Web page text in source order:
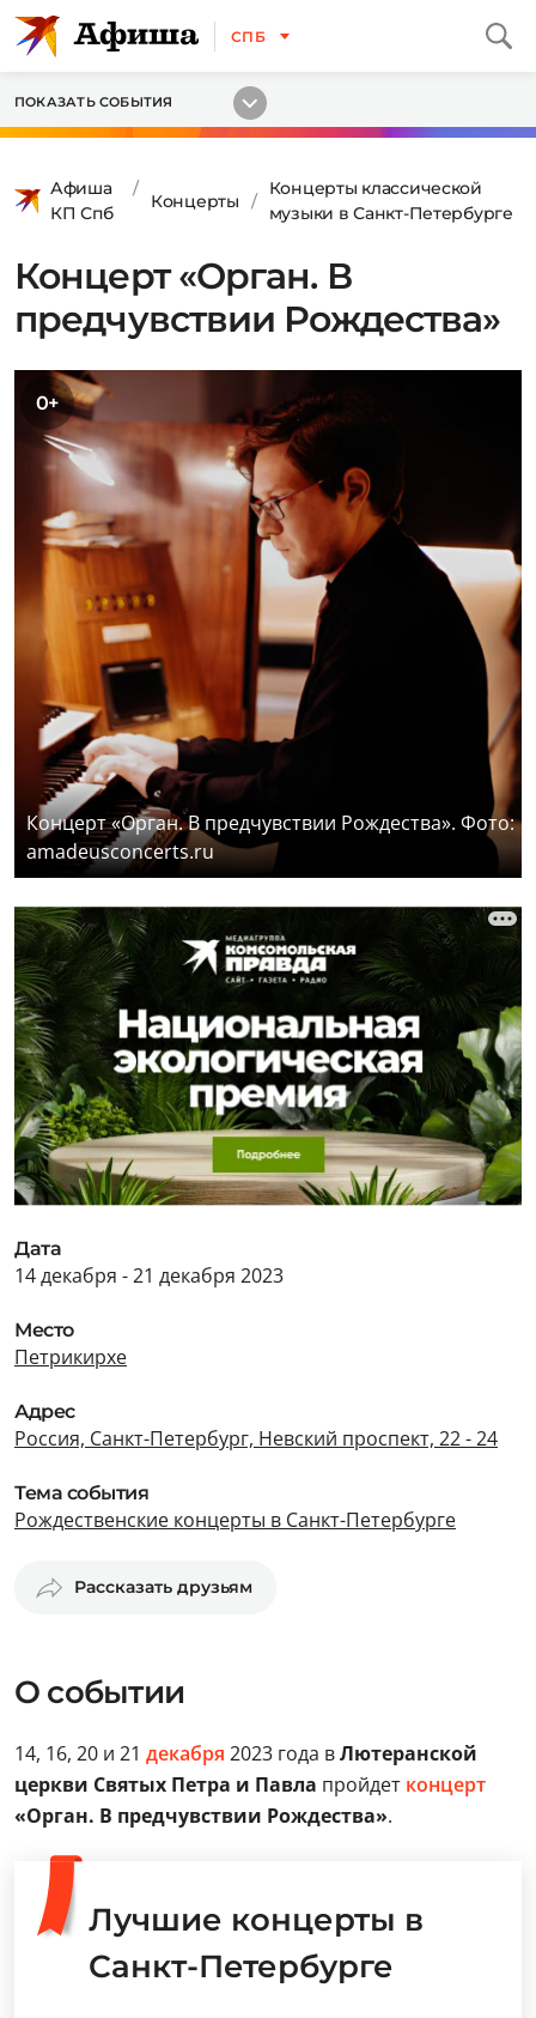
СПБ
ПОКАЗАТЬ СОБЫТИЯ
Афиша
КП Спб
Концерты
Концерты классической
музыки в Санкт-Петербурге
Концерт «Орган. В
предчувствии Рождества»
0+
Концерт «Орган. В предчувствии Рождества». Фото:
amadeusconcerts.ru
Дата
14 декабря - 21 декабря 2023
Место
Петрикирхе
Адрес
Россия, Санкт-Петербург, Невский проспект, 22 - 24
Тема события
Рождественские концерты в Санкт-Петербурге
Рассказать друзьям
О событии
14, 16, 20 и 21 декабря 2023 года вЛютеранской
церкви Святых Петра и Павла пройдет концерт
«Орган. В предчувствии Рождества».
Лучшие концерты в
Санкт-Петербурге